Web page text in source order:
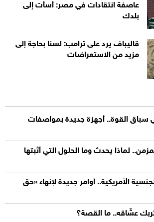
عاصفة انتقادات في مصر: أسأت إلى
بلدك
قاليباف يرد على ترامب: لسنا بحاجة إلى
مزيد من الاستعراضات
سباق القوة.. أجهزة جديدة بمواصفات
لماذا يحدث وما الحلول التي أثبتها
الأمريكية.. أوامر جديدة لإنهاء «حق
عشّاقه.. ما القصة؟